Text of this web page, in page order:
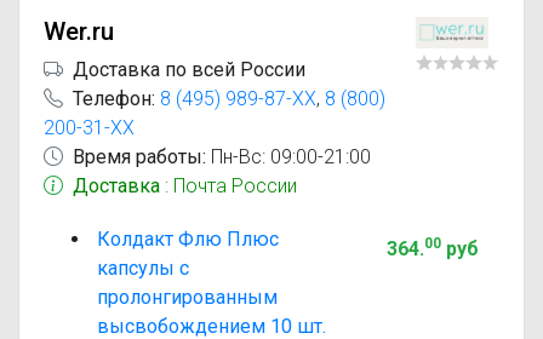
Wer.ru
Доставка по всей России
Телефон: 8 (495) 989-87-XX, 8 (800)
200-31-XX
Время работы: Пн-Вс: 09:00-21:00
Доставка : Почта России
Колдакт Флю Плюс
капсулы с
пролонгированным
высвобождением 10 шт.
364.00руб